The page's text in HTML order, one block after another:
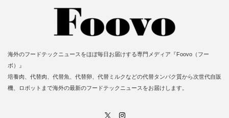
海外のフードテックニュースをほぼ毎日お届けする専門メディア『Foovo（フー
ボ）』
培養肉、代替肉、代替魚、代替卵、代替ミルクなどの代替タンパク質から次世代自販
機、ロボットまで海外の最新のフードテックニュースをお届けします。